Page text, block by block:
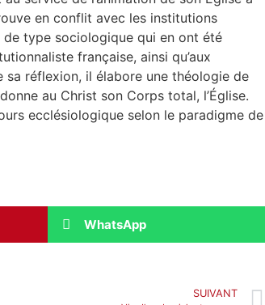
en conflit avec les institutions
de type sociologique qui en ont été
française, ainsi qu’aux
sa réflexion, il élabore une théologie de
au Christ son Corps total, l’Église.
ecclésiologique selon le paradigme de
WhatsApp
SUIVANT